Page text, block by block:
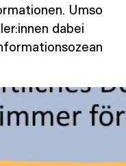
Umso
dabei